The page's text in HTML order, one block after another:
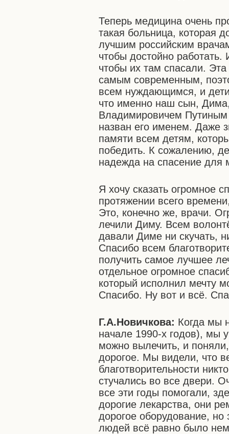
Теперь медицина очень
такая больница, которая
лучшим российским
чтобы достойно работать.
чтобы их там спасали.
самым современным,
всем нуждающимся, и
что именно наш сын,
Владимировичем Путиным
назван его именем. Даже
памяти всем детям,
победить. К сожалению,
надежда на спасение для
Я хочу сказать огромное
протяжении всего
Это, конечно же, врачи.
лечили Диму. Всем
давали Диме ни скучать,
Спасибо всем
получить самое лучшее
отдельное огромное
который исполнил мечту
Спасибо. Ну вот и всё.
Г.А.Новичкова: Когда мы
начале 1990-х годов), мы
можно вылечить, и
дорогое. Мы видели, что
благотворительности
стучались во все двери.
все эти годы помогали,
дорогие лекарства, они
дорогое оборудование, но
людей всё равно было